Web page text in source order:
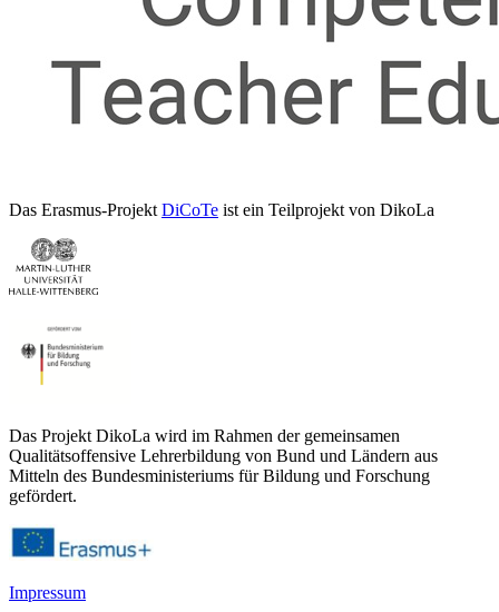
Das Erasmus-Projekt DiCoTe ist ein Teilprojekt von DikoLa
Das Projekt DikoLa wird im Rahmen der gemeinsamen
Qualitätsoffensive Lehrerbildung von Bund und Ländern aus
Mitteln des Bundesministeriums für Bildung und Forschung
gefördert.
Impressum